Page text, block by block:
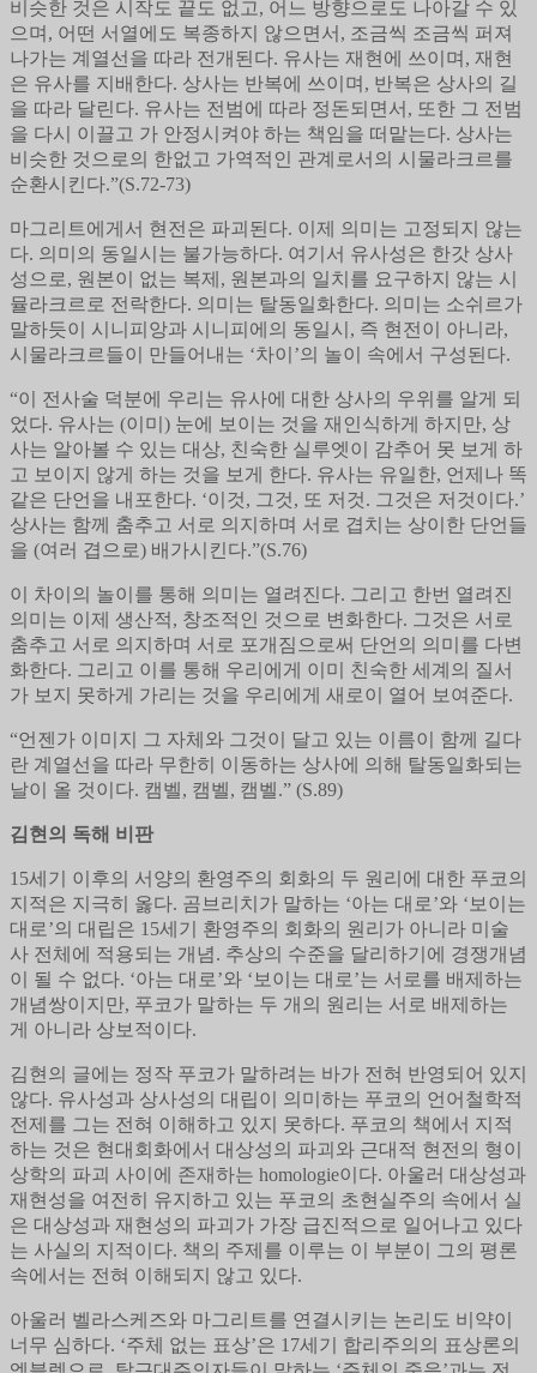
비슷한 것은 시작도 끝도 없고, 어느 방향으로도 나아갈 수 있
으며, 어떤 서열에도 복종하지 않으면서, 조금씩 조금씩 퍼져
나가는 계열선을 따라 전개된다. 유사는 재현에 쓰이며, 재현
은 유사를 지배한다. 상사는 반복에 쓰이며, 반복은 상사의 길
을 따라 달린다. 유사는 전범에 따라 정돈되면서, 또한 그 전범
을 다시 이끌고 가 안정시켜야 하는 책임을 떠맡는다. 상사는
비슷한 것으로의 한없고 가역적인 관계로서의 시물라크르를
순환시킨다.”(S.72-73)
마그리트에게서 현전은 파괴된다. 이제 의미는 고정되지 않는
다. 의미의 동일시는 불가능하다. 여기서 유사성은 한갓 상사
성으로, 원본이 없는 복제, 원본과의 일치를 요구하지 않는 시
뮬라크르로 전락한다. 의미는 탈동일화한다. 의미는 소쉬르가
말하듯이 시니피앙과 시니피에의 동일시, 즉 현전이 아니라,
시물라크르들이 만들어내는 ‘차이’의 놀이 속에서 구성된다.
“이 전사술 덕분에 우리는 유사에 대한 상사의 우위를 알게 되
었다. 유사는 (이미) 눈에 보이는 것을 재인식하게 하지만, 상
사는 알아볼 수 있는 대상, 친숙한 실루엣이 감추어 못 보게 하
고 보이지 않게 하는 것을 보게 한다. 유사는 유일한, 언제나 똑
같은 단언을 내포한다. ‘이것, 그것, 또 저것. 그것은 저것이다.’
상사는 함께 춤추고 서로 의지하며 서로 겹치는 상이한 단언들
을 (여러 겹으로) 배가시킨다.”(S.76)
이 차이의 놀이를 통해 의미는 열려진다. 그리고 한번 열려진
의미는 이제 생산적, 창조적인 것으로 변화한다. 그것은 서로
춤추고 서로 의지하며 서로 포개짐으로써 단언의 의미를 다변
화한다. 그리고 이를 통해 우리에게 이미 친숙한 세계의 질서
가 보지 못하게 가리는 것을 우리에게 새로이 열어 보여준다.
“언젠가 이미지 그 자체와 그것이 달고 있는 이름이 함께 길다
란 계열선을 따라 무한히 이동하는 상사에 의해 탈동일화되는
날이 올 것이다. 캠벨, 캠벨, 캠벨.” (S.89)
김현의 독해 비판
15세기 이후의 서양의 환영주의 회화의 두 원리에 대한 푸코의
지적은 지극히 옳다. 곰브리치가 말하는 ‘아는 대로’와 ‘보이는
대로’의 대립은 15세기 환영주의 회화의 원리가 아니라 미술
사 전체에 적용되는 개념. 추상의 수준을 달리하기에 경쟁개념
이 될 수 없다. ‘아는 대로’와 ‘보이는 대로’는 서로를 배제하는
개념쌍이지만, 푸코가 말하는 두 개의 원리는 서로 배제하는
게 아니라 상보적이다.
김현의 글에는 정작 푸코가 말하려는 바가 전혀 반영되어 있지
않다. 유사성과 상사성의 대립이 의미하는 푸코의 언어철학적
전제를 그는 전혀 이해하고 있지 못하다. 푸코의 책에서 지적
하는 것은 현대회화에서 대상성의 파괴와 근대적 현전의 형이
상학의 파괴 사이에 존재하는 homologie이다. 아울러 대상성과
재현성을 여전히 유지하고 있는 푸코의 초현실주의 속에서 실
은 대상성과 재현성의 파괴가 가장 급진적으로 일어나고 있다
는 사실의 지적이다. 책의 주제를 이루는 이 부분이 그의 평론
속에서는 전혀 이해되지 않고 있다.
아울러 벨라스케즈와 마그리트를 연결시키는 논리도 비약이
너무 심하다. ‘주체 없는 표상’은 17세기 합리주의의 표상론의